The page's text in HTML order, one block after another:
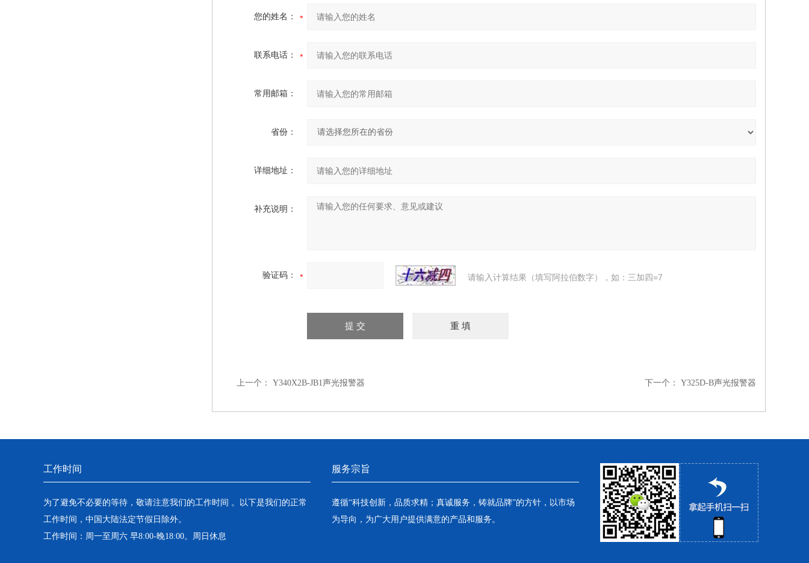
您的姓名：
联系电话：
常用邮箱：
省份：
详细地址：
补充说明：
验证码： 请输入计算结果（填写阿拉伯数字），如：三加四=7
上一个： Y340X2B-JB1声光报警器 下一个： Y325D-B声光报警器
工作时间
为了避免不必要的等待，敬请注意我们的工作时间 。以下是我们的正常
工作时间，中国大陆法定节假日除外。
工作时间：周一至周六 早8:00-晚18:00。周日休息
服务宗旨
遵循“科技创新，品质求精；真诚服务，铸就品牌”的方针，以市场
为导向，为广大用户提供满意的产品和服务。